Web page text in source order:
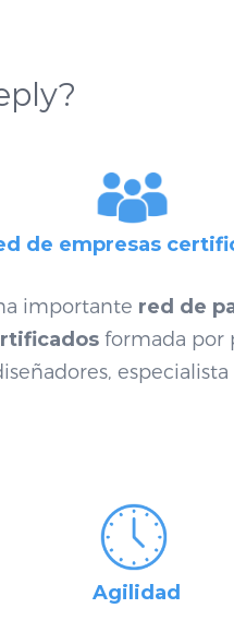
de empresas
importante red de
formada por
especialista
Agilidad